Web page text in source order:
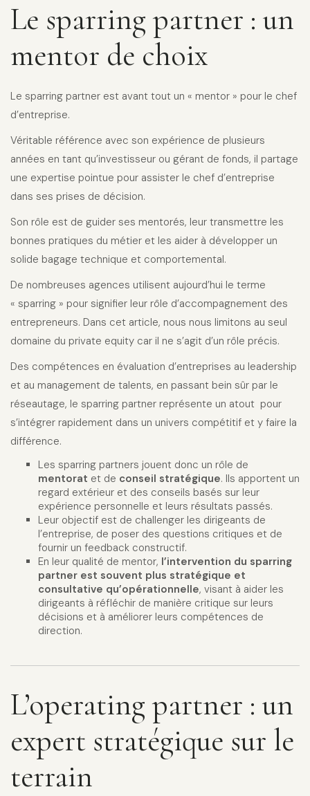
Le sparring partner : un
mentor de choix
Le sparring partner est avant tout un « mentor » pour le chef
d’entreprise.
Véritable référence avec son expérience de plusieurs
années en tant qu’investisseur ou gérant de fonds, il partage
une expertise pointue pour assister le chef d’entreprise
dans ses prises de décision.
Son rôle est de guider ses mentorés, leur transmettre les
bonnes pratiques du métier et les aider à développer un
solide bagage technique et comportemental.
De nombreuses agences utilisent aujourd’hui le terme
« sparring » pour signifier leur rôle d’accompagnement des
entrepreneurs. Dans cet article, nous nous limitons au seul
domaine du private equity car il ne s’agit d’un rôle précis.
Des compétences en évaluation d’entreprises au leadership
et au management de talents, en passant bein sûr par le
réseautage, le sparring partner représente un atout pour
s’intégrer rapidement dans un univers compétitif et y faire la
différence.
Les sparring partners jouent donc un rôle de
mentorat et de conseil stratégique. Ils apportent un
regard extérieur et des conseils basés sur leur
expérience personnelle et leurs résultats passés.
Leur objectif est de challenger les dirigeants de
l’entreprise, de poser des questions critiques et de
fournir un feedback constructif.
En leur qualité de mentor, l’intervention du sparring
partner est souvent plus stratégique et
consultative qu’opérationnelle, visant à aider les
dirigeants à réfléchir de manière critique sur leurs
décisions et à améliorer leurs compétences de
direction.
L’operating partner : un
expert stratégique sur le
terrain